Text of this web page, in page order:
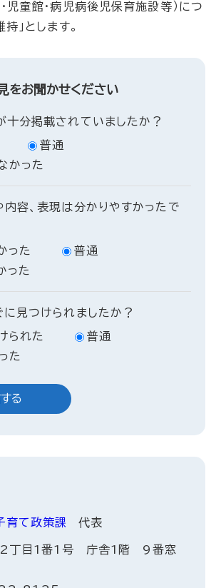
児童館・病児病後児保育施設等）につ
」とします。
をお聞かせください
十分掲載されていましたか？
普通
かった
容、表現は分かりやすかったで
った
普通
った
に見つけられましたか？
られた
普通
た
育て政策課 代表
2丁目1番1号 庁舎1階 9番窓